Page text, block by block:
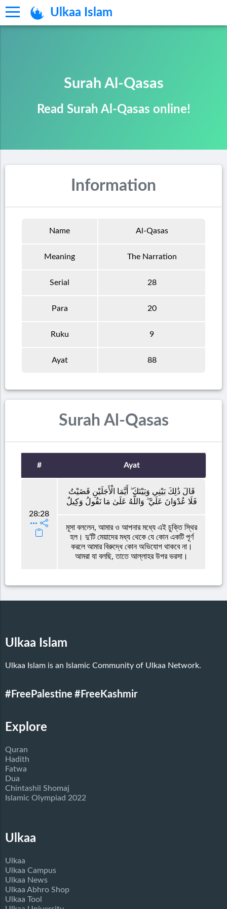
Ulkaa Islam
Surah Al-Qasas
Read Surah Al-Qasas online!
Information
Name Al-Qasas
Meaning The Narration
Serial 28
Para 20
Ruku 9
Ayat 88
Surah Al-Qasas
# Ayat
28:28
قَالَ ذَٰلِكَ بَيْنِي وَبَيْنَكَ ۖ أَيَّمَا الْأَجَلَيْنِ قَضَيْتُ
فَلَا عُدْوَانَ عَلَيَّ ۖ وَاللَّهُ عَلَىٰ مَا نَقُولُ وَكِيلٌ
মূসা বললেন, আমার ও আপনার মধ্যে এই চুক্তি স্থির
হল। দু’টি মেয়াদের মধ্য থেকে যে কোন একটি পূর্ণ
করলে আমার বিরুদ্ধে কোন অভিযোগ থাকবে না।
আমরা যা বলছি, তাতে আল্লাহর উপর ভরসা।
Ulkaa Islam
Ulkaa Islam is an Islamic Community of Ulkaa Network.
#FreePalestine #FreeKashmir
Explore
Quran
Hadith
Fatwa
Dua
Chintashil Shomaj
Islamic Olympiad 2022
Ulkaa
Ulkaa
Ulkaa Campus
Ulkaa News
Ulkaa Abhro Shop
Ulkaa Tool